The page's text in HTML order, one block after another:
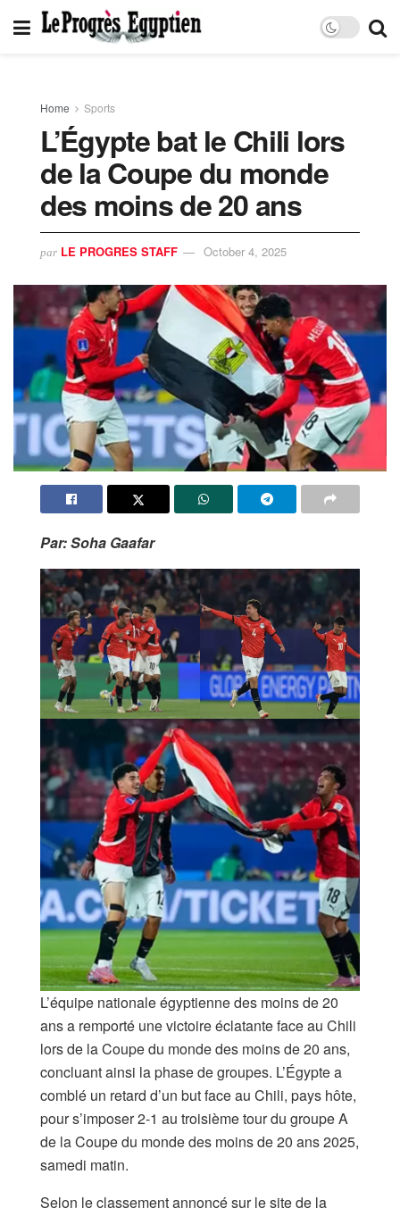
Home Sports
L’Égypte bat le Chili lors
de la Coupe du monde
des moins de 20 ans
par LE PROGRES STAFF October 4, 2025
Par: Soha Gaafar
L’équipe nationale égyptienne des moins de 20
ans a remporté une victoire éclatante face au Chili
lors de la Coupe du monde des moins de 20 ans,
concluant ainsi la phase de groupes. L’Égypte a
comblé un retard d’un but face au Chili, pays hôte,
pour s’imposer 2-1 au troisième tour du groupe A
de la Coupe du monde des moins de 20 ans 2025,
samedi matin.
Selon le classement annoncé sur le site de la